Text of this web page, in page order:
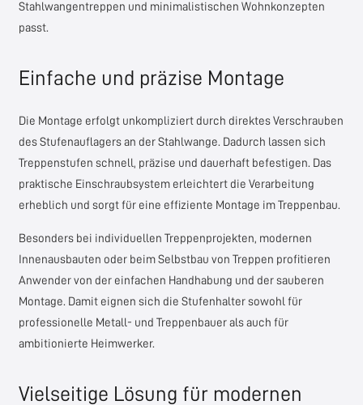
Stahlwangentreppen und minimalistischen Wohnkonzepten
passt.
Einfache und präzise Montage
Die Montage erfolgt unkompliziert durch direktes Verschrauben
des Stufenauflagers an der Stahlwange. Dadurch lassen sich
Treppenstufen schnell, präzise und dauerhaft befestigen. Das
praktische Einschraubsystem erleichtert die Verarbeitung
erheblich und sorgt für eine effiziente Montage im Treppenbau.
Besonders bei individuellen Treppenprojekten, modernen
Innenausbauten oder beim Selbstbau von Treppen profitieren
Anwender von der einfachen Handhabung und der sauberen
Montage. Damit eignen sich die Stufenhalter sowohl für
professionelle Metall- und Treppenbauer als auch für
ambitionierte Heimwerker.
Vielseitige Lösung für modernen